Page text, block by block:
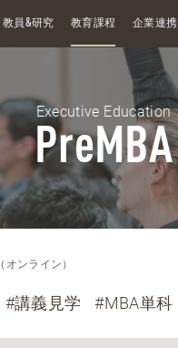
教員&研究 教育課程 企業連携
Executive Education
PreMBA
オンライン）
#講義見学 #MBA単科